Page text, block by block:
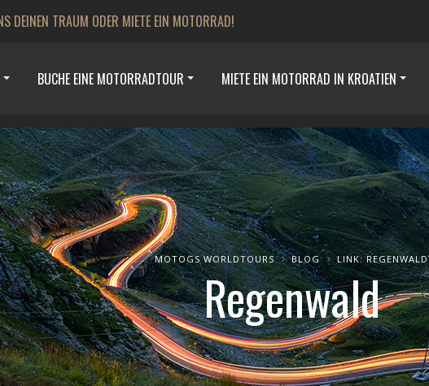
DEINEN TRAUM ODER MIETE EIN MOTORRAD!
BUCHE EINE MOTORRADTOUR MIETE EIN MOTORRAD IN KROATIEN
MOTOGS WORLDTOURS BLOG LINK: REGENWALD
Regenwald